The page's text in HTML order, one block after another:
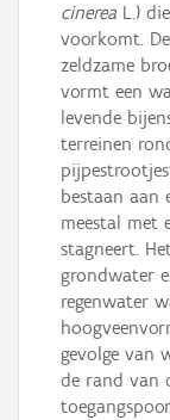
cinerea L.)
voorkomt.
zeldzame
vormt een
levende
terreinen
bestaan aan
meestal met
stagneert.
grondwater
regenwater
gevolge van
de rand van